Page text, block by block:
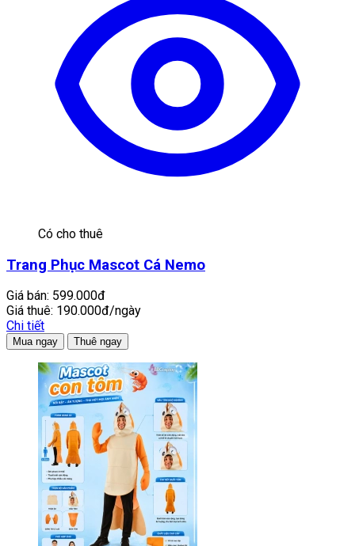
Có cho thuê
Trang Phục Mascot Cá Nemo
Giá bán: 599.000đ
Giá thuê: 190.000đ/ngày
Chi tiết
Mua ngay Thuê ngay